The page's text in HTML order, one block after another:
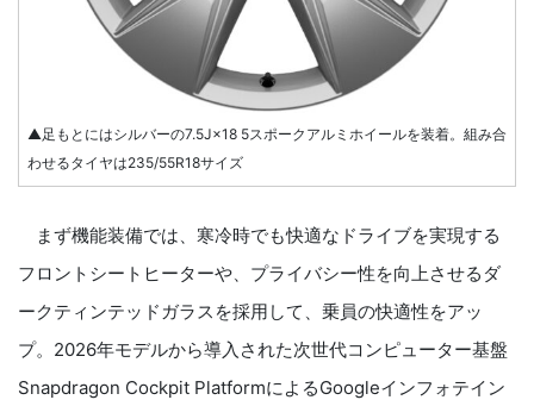
▲足もとにはシルバーの7.5J×18 5スポークアルミホイールを装着。組み合
わせるタイヤは235/55R18サイズ
まず機能装備では、寒冷時でも快適なドライブを実現する
フロントシートヒーターや、プライバシー性を向上させるダ
ークティンテッドガラスを採用して、乗員の快適性をアッ
プ。2026年モデルから導入された次世代コンピューター基盤
Snapdragon Cockpit PlatformによるGoogleインフォテイン